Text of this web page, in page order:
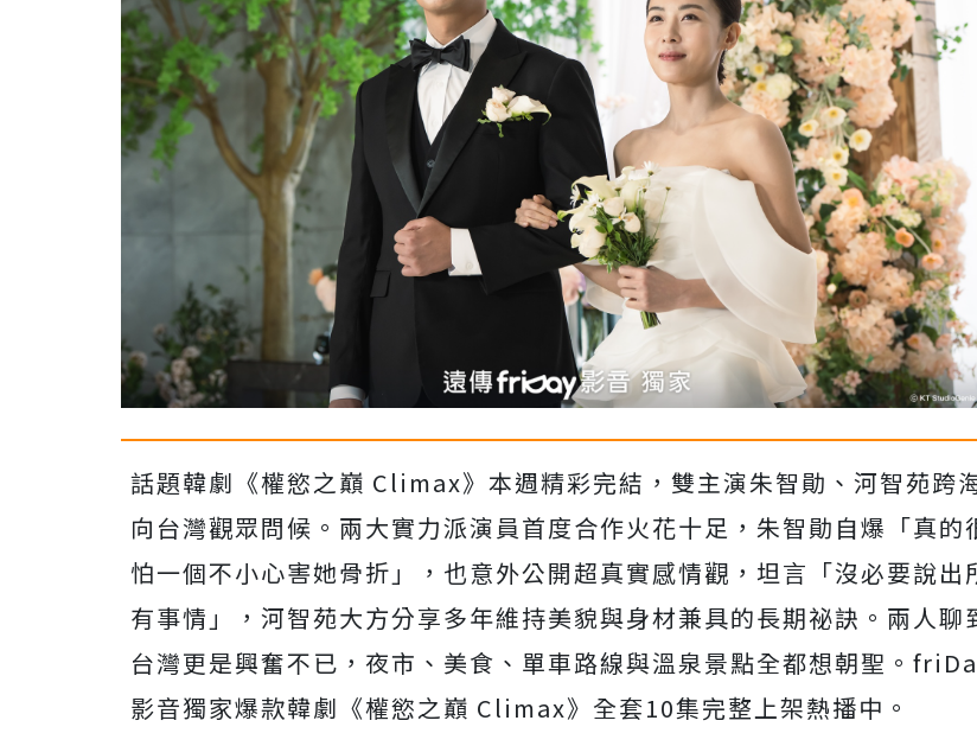
話題韓劇《權慾之巔 Climax》本週精彩完結，雙主演朱智勛、河智苑跨
向台灣觀眾問候。兩大實力派演員首度合作火花十足，朱智勛自爆「真的
怕一個不小心害她骨折」，也意外公開超真實感情觀，坦言「沒必要說出
有事情」，河智苑大方分享多年維持美貌與身材兼具的長期祕訣。兩人聊
台灣更是興奮不已，夜市、美食、單車路線與溫泉景點全都想朝聖。
影音獨家爆款韓劇《權慾之巔 Climax》全套10集完整上架熱播中。